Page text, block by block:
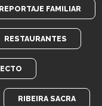
REPORTAJE FAMILIAR
RESTAURANTES
RIBEIRA SACRA